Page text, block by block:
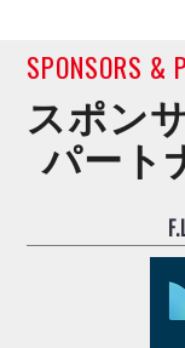
SPONSORS &
スポン
パート